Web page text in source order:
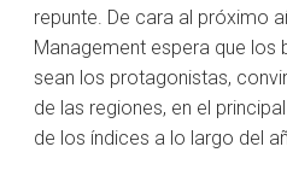
repunte. De cara al próximo
Management espera que los
sean los protagonistas,
de las regiones, en el
de los índices a lo largo del